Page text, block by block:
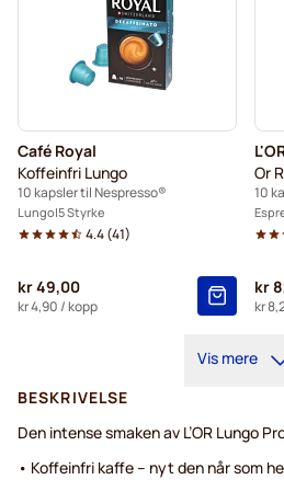
Café Royal
Koffeinfri Lungo
10 kapsler til Nespresso®
Lungo 5 Styrke
4.4(41)
kr 49,00
kr 4,90 / kopp
Or
10
kr
kr
Vis mere
BESKRIVELSE
Den intense smaken av L’OR Lungo
• Koffeinfri kaffe – nyt den når som